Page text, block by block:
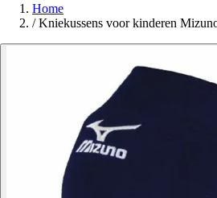
Home
/ Kniekussens voor kinderen